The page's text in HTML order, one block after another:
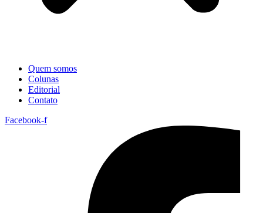
Quem somos
Colunas
Editorial
Contato
Facebook-f